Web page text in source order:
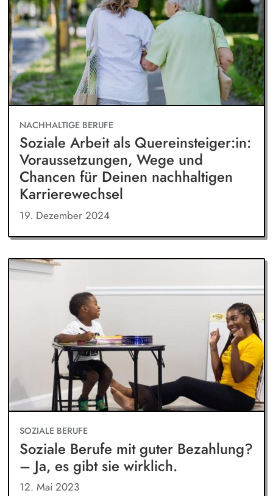
NACHHALTIGE BERUFE
Soziale Arbeit als Quereinsteiger:in:
Voraussetzungen, Wege und
Chancen für Deinen nachhaltigen
Karrierewechsel
19. Dezember 2024
SOZIALE BERUFE
Soziale Berufe mit guter Bezahlung?
– Ja, es gibt sie wirklich.
12. Mai 2023